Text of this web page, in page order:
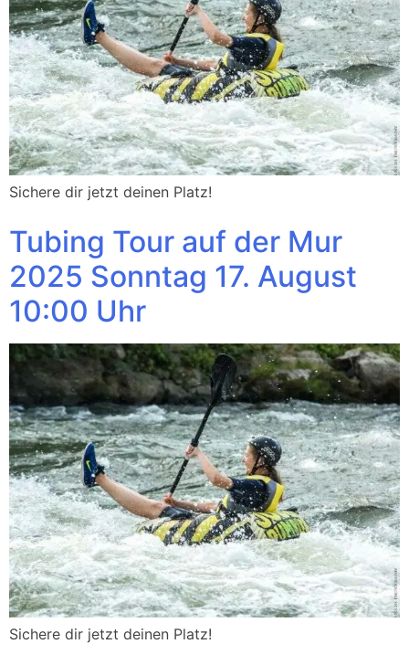
Sichere dir jetzt deinen Platz!
Tubing Tour auf der Mur
2025 Sonntag 17. August
10:00 Uhr
Sichere dir jetzt deinen Platz!